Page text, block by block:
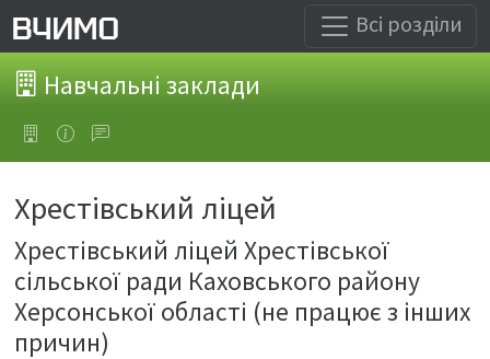
Всі розділи
Навчальні заклади
Хрестівський ліцей
Хрестівський ліцей Хрестівської
сільської ради Каховського району
Херсонської області (не працює з інших
причин)